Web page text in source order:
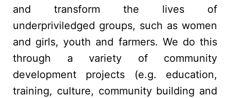
and transform the lives of
underpriviledged groups, such as women
and girls, youth and farmers. We do this
through a variety of community
development projects (e.g. education,
training, culture, community building and